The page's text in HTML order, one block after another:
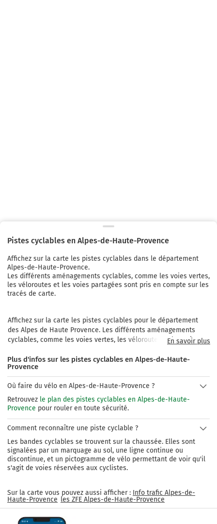
Pistes cyclables en Alpes-de-Haute-Provence
Affichez sur la carte les pistes cyclables dans le département
Alpes-de-Haute-Provence.
Les différents aménagements cyclables, comme les voies vertes,
les véloroutes et les voies partagées sont pris en compte sur les
tracés de carte.
Affichez sur la carte les pistes cyclables pour le département
des Alpes de Haute Provence. Les différents aménagements
cyclables, comme les voies vertes, les véloroutes et les voies
17 boucles cyclotouristiques vous permettront de découvrir les
paysages aussi variés que des campagnes vallonnées du
Luberon et de la Haute-Provence, les grands cols de l’Ubaye, en
passant par les champs de lavande du plateau de Valensole et
les spectaculaires gorges du Verdon. Des itinéraires d’exception
traversent le département : la Méditerranée à vélo, les routes de
la lavande, le Luberon à vélo, le Verdon à vélo, le Tour du
Verdon, les P’tites Routes du Soleil, la route des grandes Alpes,
Grand Tour à Vélo Alpi Marittime / Mercantour.
En savoir plus
Plus d'infos sur les pistes cyclables en Alpes-de-Haute-
Provence
Où faire du vélo en Alpes-de-Haute-Provence ?
Retrouvez le plan des pistes cyclables en Alpes-de-Haute-
Provence pour rouler en toute sécurité.
Comment reconnaître une piste cyclable ?
Les bandes cyclables se trouvent sur la chaussée. Elles sont
signalées par un marquage au sol, une ligne continue ou
discontinue, et un pictogramme de vélo permettant de voir qu'il
s'agit de voies réservées aux cyclistes.
Sur la carte vous pouvez aussi afficher : Info trafic Alpes-de-
Haute-Provence les ZFE Alpes-de-Haute-Provence